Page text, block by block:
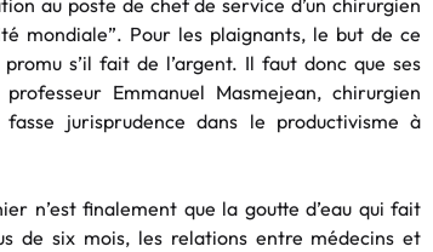
au poste de chef de service d’un chirurgien
mondiale”. Pour les plaignants, le but de ce
s’il fait de l’argent. Il faut donc que ses
Emmanuel Masmejean, chirurgien
jurisprudence dans le productivisme à
n’est finalement que la goutte d’eau qui fait
de six mois, les relations entre médecins et